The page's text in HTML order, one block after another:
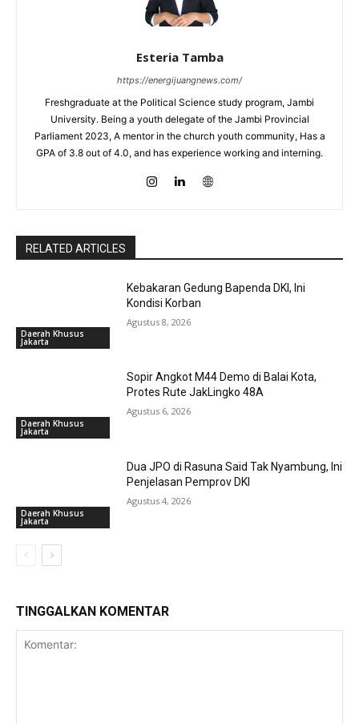
Esteria Tamba
https://energijuangnews.com/
Freshgraduate at the Political Science study program, Jambi
University. Being a youth delegate of the Jambi Provincial
Parliament 2023, A mentor in the church youth community, Has a
GPA of 3.8 out of 4.0, and has experience working and interning.
RELATED ARTICLES
Daerah Khusus
Jakarta
Kebakaran Gedung Bapenda DKI, Ini
Kondisi Korban
Agustus 8, 2026
Daerah Khusus
Jakarta
Sopir Angkot M44 Demo di Balai Kota,
Protes Rute JakLingko 48A
Agustus 6, 2026
Daerah Khusus
Jakarta
Dua JPO di Rasuna Said Tak Nyambung, Ini
Penjelasan Pemprov DKI
Agustus 4, 2026
TINGGALKAN KOMENTAR